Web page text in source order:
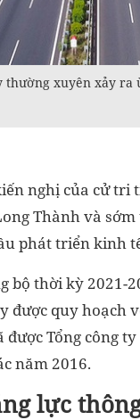
thường xuyên xảy
nghị của cử
Thành và
phát triển kinh
bộ thời kỳ 2021-
được quy hoạch
Tổng công
năm 2016.
lực